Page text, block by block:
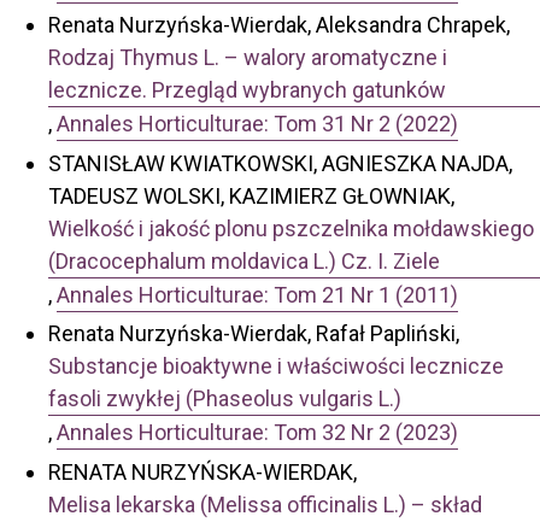
Renata Nurzyńska-Wierdak, Aleksandra Chrapek,
Rodzaj Thymus L. – walory aromatyczne i
lecznicze. Przegląd wybranych gatunków
,Annales Horticulturae: Tom 31 Nr 2 (2022)
STANISŁAW KWIATKOWSKI, AGNIESZKA NAJDA,
TADEUSZ WOLSKI, KAZIMIERZ GŁOWNIAK,
Wielkość i jakość plonu pszczelnika mołdawskiego
(Dracocephalum moldavica L.) Cz. I. Ziele
,Annales Horticulturae: Tom 21 Nr 1 (2011)
Renata Nurzyńska-Wierdak, Rafał Papliński,
Substancje bioaktywne i właściwości lecznicze
fasoli zwykłej (Phaseolus vulgaris L.)
,Annales Horticulturae: Tom 32 Nr 2 (2023)
RENATA NURZYŃSKA-WIERDAK,
Melisa lekarska (Melissa officinalis L.) – skład